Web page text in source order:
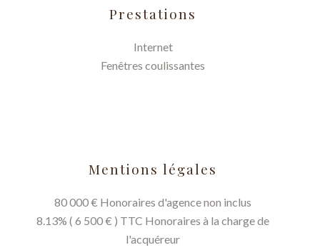
Prestations
Internet
Fenêtres coulissantes
Mentions légales
80 000 € Honoraires d'agence non inclus
8.13% ( 6 500 € ) TTC Honoraires à la charge de
l'acquéreur